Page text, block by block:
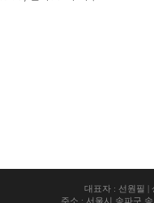
대표자 : 선원필 |
주소 : 서울시 송파구